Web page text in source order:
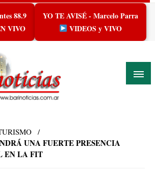
88.9
VIVO
YO TE AVISÉ - Marcelo Parra
VIDEOS y VIVO
UNA FUERTE PRESENCIA
EN LA FIT